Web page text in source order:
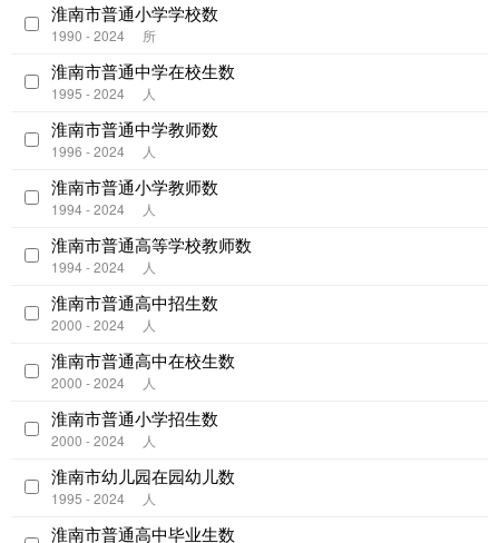
淮南市普通小学学校数
1990 - 2024 所
淮南市普通中学在校生数
1995 - 2024 人
淮南市普通中学教师数
1996 - 2024 人
淮南市普通小学教师数
1994 - 2024 人
淮南市普通高等学校教师数
1994 - 2024 人
淮南市普通高中招生数
2000 - 2024 人
淮南市普通高中在校生数
2000 - 2024 人
淮南市普通小学招生数
2000 - 2024 人
淮南市幼儿园在园幼儿数
1995 - 2024 人
淮南市普通高中毕业生数